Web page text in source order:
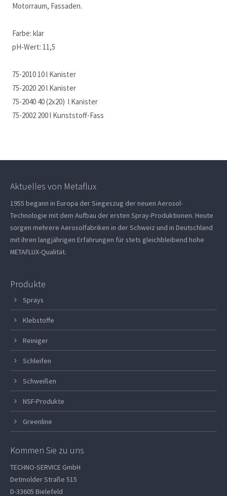
Motorraum, Fassaden.
Farbe: klar
pH-Wert: 11,5
75-2010 10 l Kanister
75-2020 20 l Kanister
75-2040 40 (2x20) l Kanister
75-2002 200 l Kunststoff-Fass
Aktuelles von Metaflux
1955 begann in Europa der Siegeszug der neuen Aerosol-
Technologie mit dem Aufbau der ersten Spray-Produktionen. Heute
sorgen mehrere Aerosolfabriken in der Schweiz und in Deutschland
mit ihren langjährigen Erfahrungen für stets gleichbleibend hohe
METAFLUX-Qualität.
Produkte
Sprays
Klebstoffe
Reiniger
Schleifen
Schweißen
NSF-Produkte
Greenline
Kommen Sie zu uns
TECHNO-SERVICE GmbH
Detmolder Straße 515
D-33605 Bielefeld